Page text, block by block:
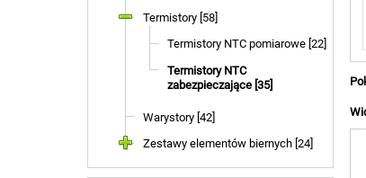
Termistory [58]
Termistory NTC pomiarowe [22]
Termistory NTC
zabezpieczające [35]
Warystory [42]
Zestawy elementów biernych [24]